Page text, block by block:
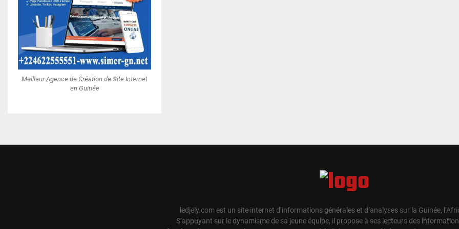
Meilleur Agence de Création de Site Internet
en Guinée
ledjely.com est un site internet d’informations générales et d’analyses sur la Guinée,
S’appuyant sur le dynamisme de sa jeune équipe, il propose à ses lecteurs des